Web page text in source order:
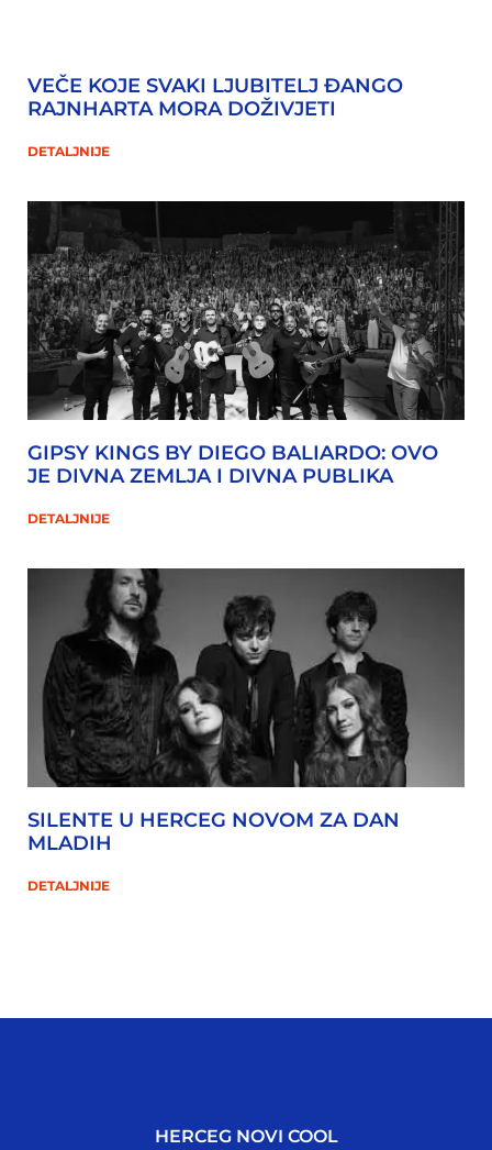
VEČE KOJE SVAKI LJUBITELJ ĐANGO
RAJNHARTA MORA DOŽIVJETI
DETALJNIJE
GIPSY KINGS BY DIEGO BALIARDO: OVO
JE DIVNA ZEMLJA I DIVNA PUBLIKA
DETALJNIJE
SILENTE U HERCEG NOVOM ZA DAN
MLADIH
DETALJNIJE
HERCEG NOVI COOL